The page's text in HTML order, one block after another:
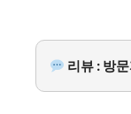
리뷰 : 방